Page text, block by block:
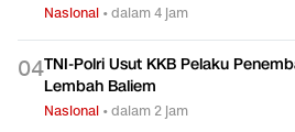
Nasional •dalam 4 jam
04TNI-Polri Usut KKB Pelaku
Lembah Baliem
Nasional •dalam 2 jam